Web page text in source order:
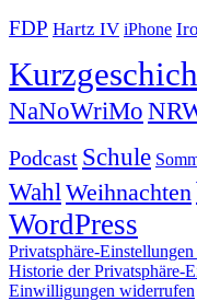
FDP Hartz IV iPhone
NaNoWriMo
Podcast Schule
Wahl Weihnachten
WordPress
Privatsphäre-Einstellungen
Historie der Privatsphäre-
Einwilligungen widerrufen